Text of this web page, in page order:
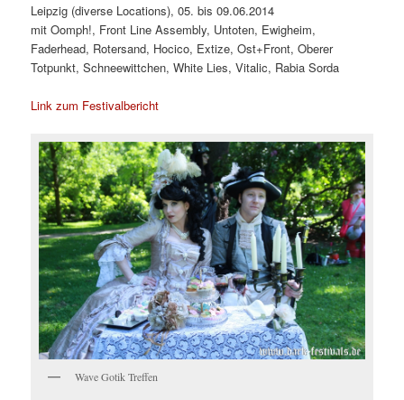
Leipzig (diverse Locations), 05. bis 09.06.2014
mit Oomph!, Front Line Assembly, Untoten, Ewigheim,
Faderhead, Rotersand, Hocico, Extize, Ost+Front, Oberer
Totpunkt, Schneewittchen, White Lies, Vitalic, Rabia Sorda
Link zum Festivalbericht
Wave Gotik Treffen